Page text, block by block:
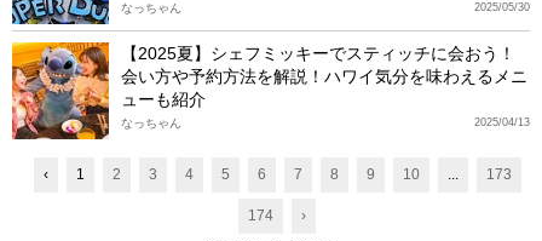
2025/05/30
なっちゃん
【2025夏】シェフミッキーでスティッチに会おう！
会い方や予約方法を解説！ハワイ気分を味わえるメニ
ューも紹介
2025/04/13
なっちゃん
‹ 1 2 3 4 5 6 7 8 9 10 ... 173
174 ›